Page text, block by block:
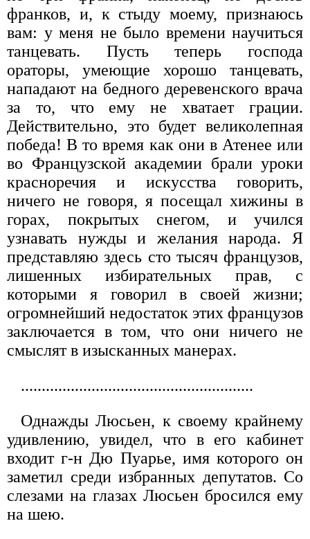
франков, и, к стыду моему, признаюсь
вам: у меня не было времени научиться
танцевать. Пусть теперь господа
ораторы, умеющие хорошо танцевать,
нападают на бедного деревенского врача
за то, что ему не хватает грации.
Действительно, это будет великолепная
победа! В то время как они в Атенее или
во Французской академии брали уроки
красноречия и искусства говорить,
ничего не говоря, я посещал хижины в
горах, покрытых снегом, и учился
узнавать нужды и желания народа. Я
представляю здесь сто тысяч французов,
лишенных избирательных прав, с
которыми я говорил в своей жизни;
огромнейший недостаток этих французов
заключается в том, что они ничего не
смыслят в изысканных манерах.
........................................................
Однажды Люсьен, к своему крайнему
удивлению, увидел, что в его кабинет
входит г-н Дю Пуарье, имя которого он
заметил среди избранных депутатов. Со
слезами на глазах Люсьен бросился ему
на шею.